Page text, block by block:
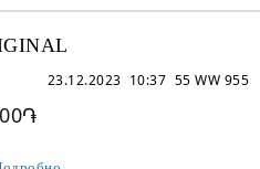
55 WW 955
23.12.2023 10:37